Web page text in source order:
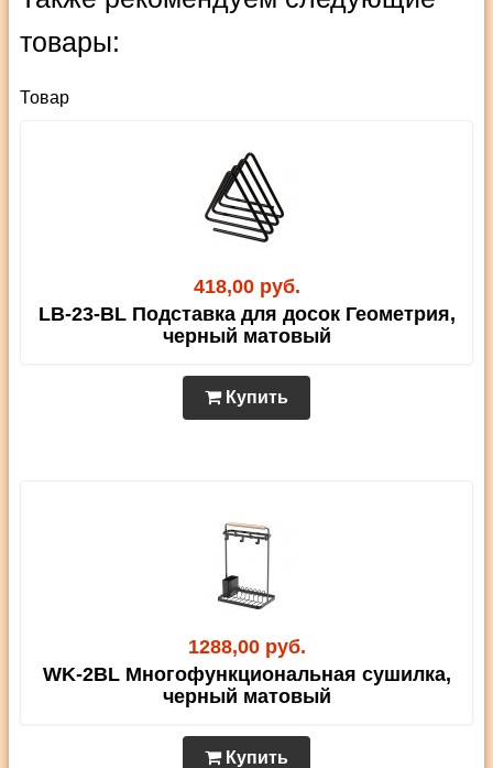
товары:
Товар
418,00 руб.
LB-23-BL Подставка для досок Геометрия,
черный матовый
Купить
1288,00 руб.
WK-2BL Многофункциональная сушилка,
черный матовый
Купить